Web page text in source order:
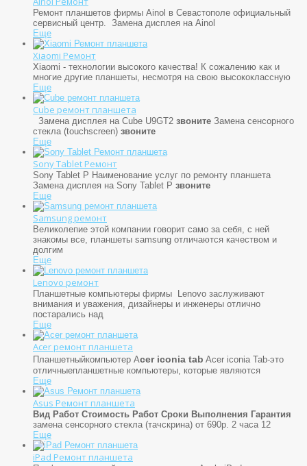
Ремонт планшетов фирмы Ainol в Севастополе официальный
сервисный центр. Замена дисплея на Ainol
Еще
Xiaomi Ремонт
Xiaomi - технологии высокого качества! К сожалению как и
многие другие планшеты, несмотря на свою высококлассную
Еще
Cube ремонт планшета
Замена дисплея на Cube U9GT2 звоните Замена сенсорного
стекла (touchscreen) звоните
Еще
Sony Tablet Ремонт
Sony Tablet P Наименование услуг по ремонту планшета
Замена дисплея на Sony Tablet P звоните
Еще
Samsung ремонт
Великолепие этой компании говорит само за себя, с ней
знакомы все, планшеты samsung отличаются качеством и
долгим
Еще
Lenovo ремонт
Планшетные компьютеры фирмы Lenovo заслуживают
внимания и уважения, дизайнеры и инженеры отлично
постарались над
Еще
Acer ремонт планшета
Планшетныйкомпьютер Acer iconia tab Acer iconia Tab-это
отличныепланшетные компьютеры, которые являются
Еще
Asus Ремонт планшета
Вид Работ Стоимость Работ Сроки Выполнения Гарантия
замена сенсорного стекла (тачскрина) от 690р. 2 часа 12
Еще
iPad Ремонт планшета